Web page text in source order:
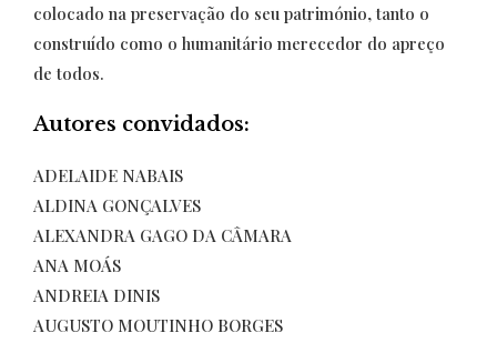
colocado na preservação do seu património, tanto o
construído como o humanitário merecedor do apreço
de todos.
Autores convidados:
ADELAIDE NABAIS
ALDINA GONÇALVES
ALEXANDRA GAGO DA CÂMARA
ANA MOÁS
ANDREIA DINIS
AUGUSTO MOUTINHO BORGES